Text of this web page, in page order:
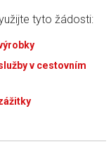
tyto žádosti:
v cestovním